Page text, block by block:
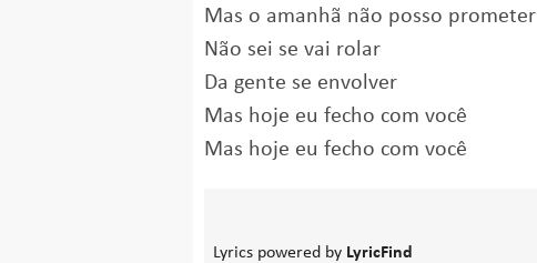
Mas o amanhã não posso prometer
Não sei se vai rolar
Da gente se envolver
Mas hoje eu fecho com você
Mas hoje eu fecho com você
Lyrics powered by LyricFind